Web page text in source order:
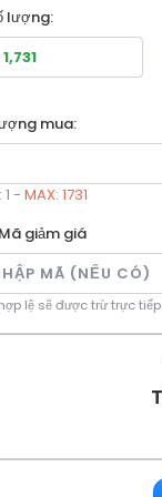
lượng:
mua:
1 - MAX: 1731
Mã giảm giá
lệ sẽ được trừ trực